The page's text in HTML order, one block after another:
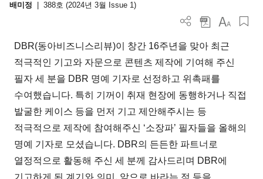
배미정 388호 (2024년 3월 Issue 1)
DBR(동아비즈니스리뷰)이 창간 16주년을 맞아 최근
적극적인 기고와 자문으로 콘텐츠 제작에 기여해 주신
필자 세 분을 DBR 명예 기자로 선정하고 위촉패를
수여했습니다. 특히 기꺼이 취재 현장에 동행하거나 직접
발굴한 케이스 등을 먼저 기고 제안해주시는 등
적극적으로 제작에 참여해주신 ‘소장파’ 필자들을 올해의
명예 기자로 모셨습니다. DBR의 든든한 파트너로
열정적으로 활동해 주신 세 분께 감사드리며 DBR에
기고하게 된 계기와 의미, 앞으로 바라는 점 등을